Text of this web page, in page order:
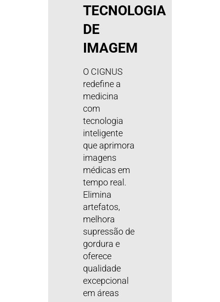
TECNOLOGIA
DE
IMAGEM
O CIGNUS
redefine a
medicina
com
tecnologia
inteligente
que aprimora
imagens
médicas em
tempo real.
Elimina
artefatos,
melhora
supressão de
gordura e
oferece
qualidade
excepcional
em áreas